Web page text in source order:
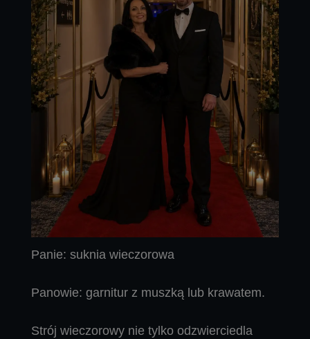
Panie: suknia wieczorowa
Panowie: garnitur z muszką lub krawatem.
Strój wieczorowy nie tylko odzwierciedla